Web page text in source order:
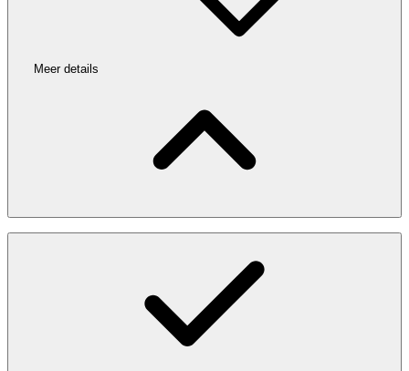
Meer details